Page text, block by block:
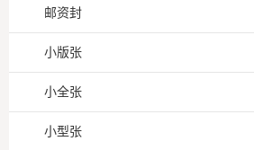
邮资封
小版张
小全张
小型张